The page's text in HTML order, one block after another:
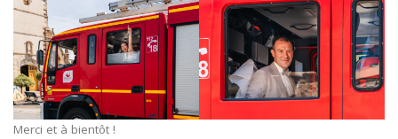
Merci et à bientôt !